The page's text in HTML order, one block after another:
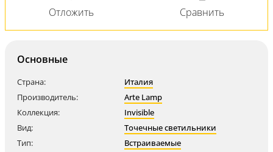
Основные
Страна:
Италия
Производитель:
Arte Lamp
Коллекция:
Invisible
Вид:
Точечные светильники
Тип:
Встраиваемые